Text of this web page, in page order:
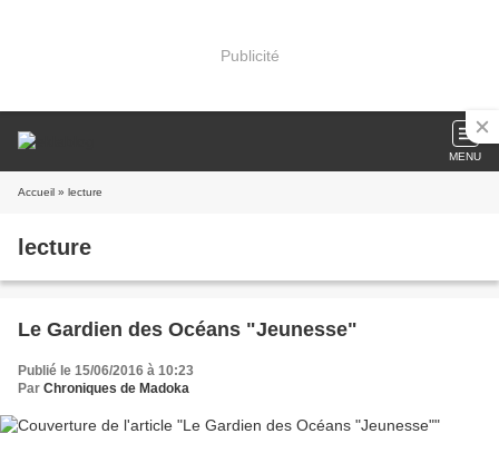
Publicité
MENU
Accueil » lecture
lecture
Le Gardien des Océans "Jeunesse"
Publié le 15/06/2016 à 10:23
Par Chroniques de Madoka